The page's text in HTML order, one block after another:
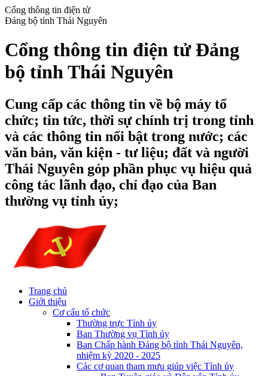
Cổng thông tin điện tử
Đảng bộ tỉnh Thái Nguyên
Cổng thông tin điện tử Đảng
bộ tỉnh Thái Nguyên
Cung cấp các thông tin về bộ máy tổ
chức; tin tức, thời sự chính trị trong tỉnh
và các thông tin nổi bật trong nước; các
văn bản, văn kiện - tư liệu; đất và người
Thái Nguyên góp phần phục vụ hiệu quả
công tác lãnh đạo, chỉ đạo của Ban
thường vụ tỉnh ủy;
Trang chủ
Giới thiệu
Cơ cấu tổ chức
Thường trực Tỉnh ủy
Ban Thường vụ Tỉnh ủy
Ban Chấp hành Đảng bộ tỉnh Thái Nguyên,
nhiệm kỳ 2020 - 2025
Các cơ quan tham mưu giúp việc Tỉnh ủy